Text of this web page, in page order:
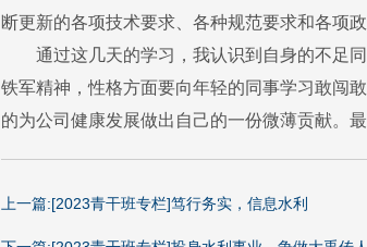
断更新的各项技术要求、各种规范要求和各项
通过这几天的学习，我认识到自身的不足同
铁军精神，性格方面要向年轻的同事学习敢闯
的为公司健康发展做出自己的一份微薄贡献。
上一篇:[2023青干班专栏]笃行务实，信息水利